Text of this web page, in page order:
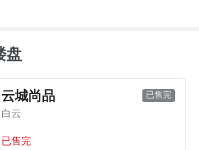
盘
云城尚品 已售完
白云
已售完